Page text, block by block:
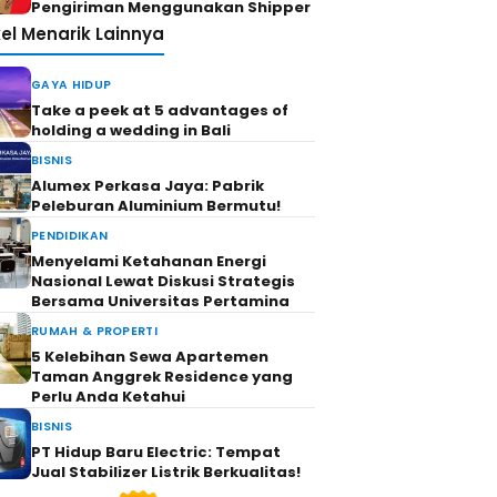
Pengiriman Menggunakan Shipper
Menarik Lainnya
GAYA HIDUP
Take a peek at 5 advantages of
holding a wedding in Bali
BISNIS
Alumex Perkasa Jaya: Pabrik
Peleburan Aluminium Bermutu!
PENDIDIKAN
Menyelami Ketahanan Energi
Nasional Lewat Diskusi Strategis
Bersama Universitas Pertamina
RUMAH & PROPERTI
5 Kelebihan Sewa Apartemen
Taman Anggrek Residence yang
Perlu Anda Ketahui
BISNIS
PT Hidup Baru Electric: Tempat
Jual Stabilizer Listrik Berkualitas!